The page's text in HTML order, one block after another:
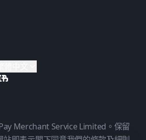
Merchant Service Limited。保留